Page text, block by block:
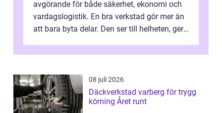
avgörande för både säkerhet, ekonomi och
vardagslogistik. En bra verkstad gör mer än
att bara byta delar. Den ser till helheten, ger
08 juli 2026
Däckverkstad varberg för trygg
körning Året runt